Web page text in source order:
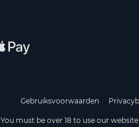
Gebruiksvoorwaarden
You must be over 18 to use our